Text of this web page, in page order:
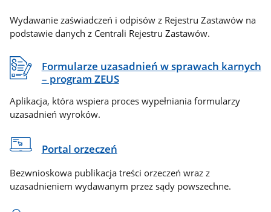
Wydawanie zaświadczeń i odpisów z Rejestru Zastawów na
podstawie danych z Centrali Rejestru Zastawów.
Formularze uzasadnień w sprawach karnych
– program ZEUS
Aplikacja, która wspiera proces wypełniania formularzy
uzasadnień wyroków.
Portal orzeczeń
Bezwnioskowa publikacja treści orzeczeń wraz z
uzasadnieniem wydawanym przez sądy powszechne.